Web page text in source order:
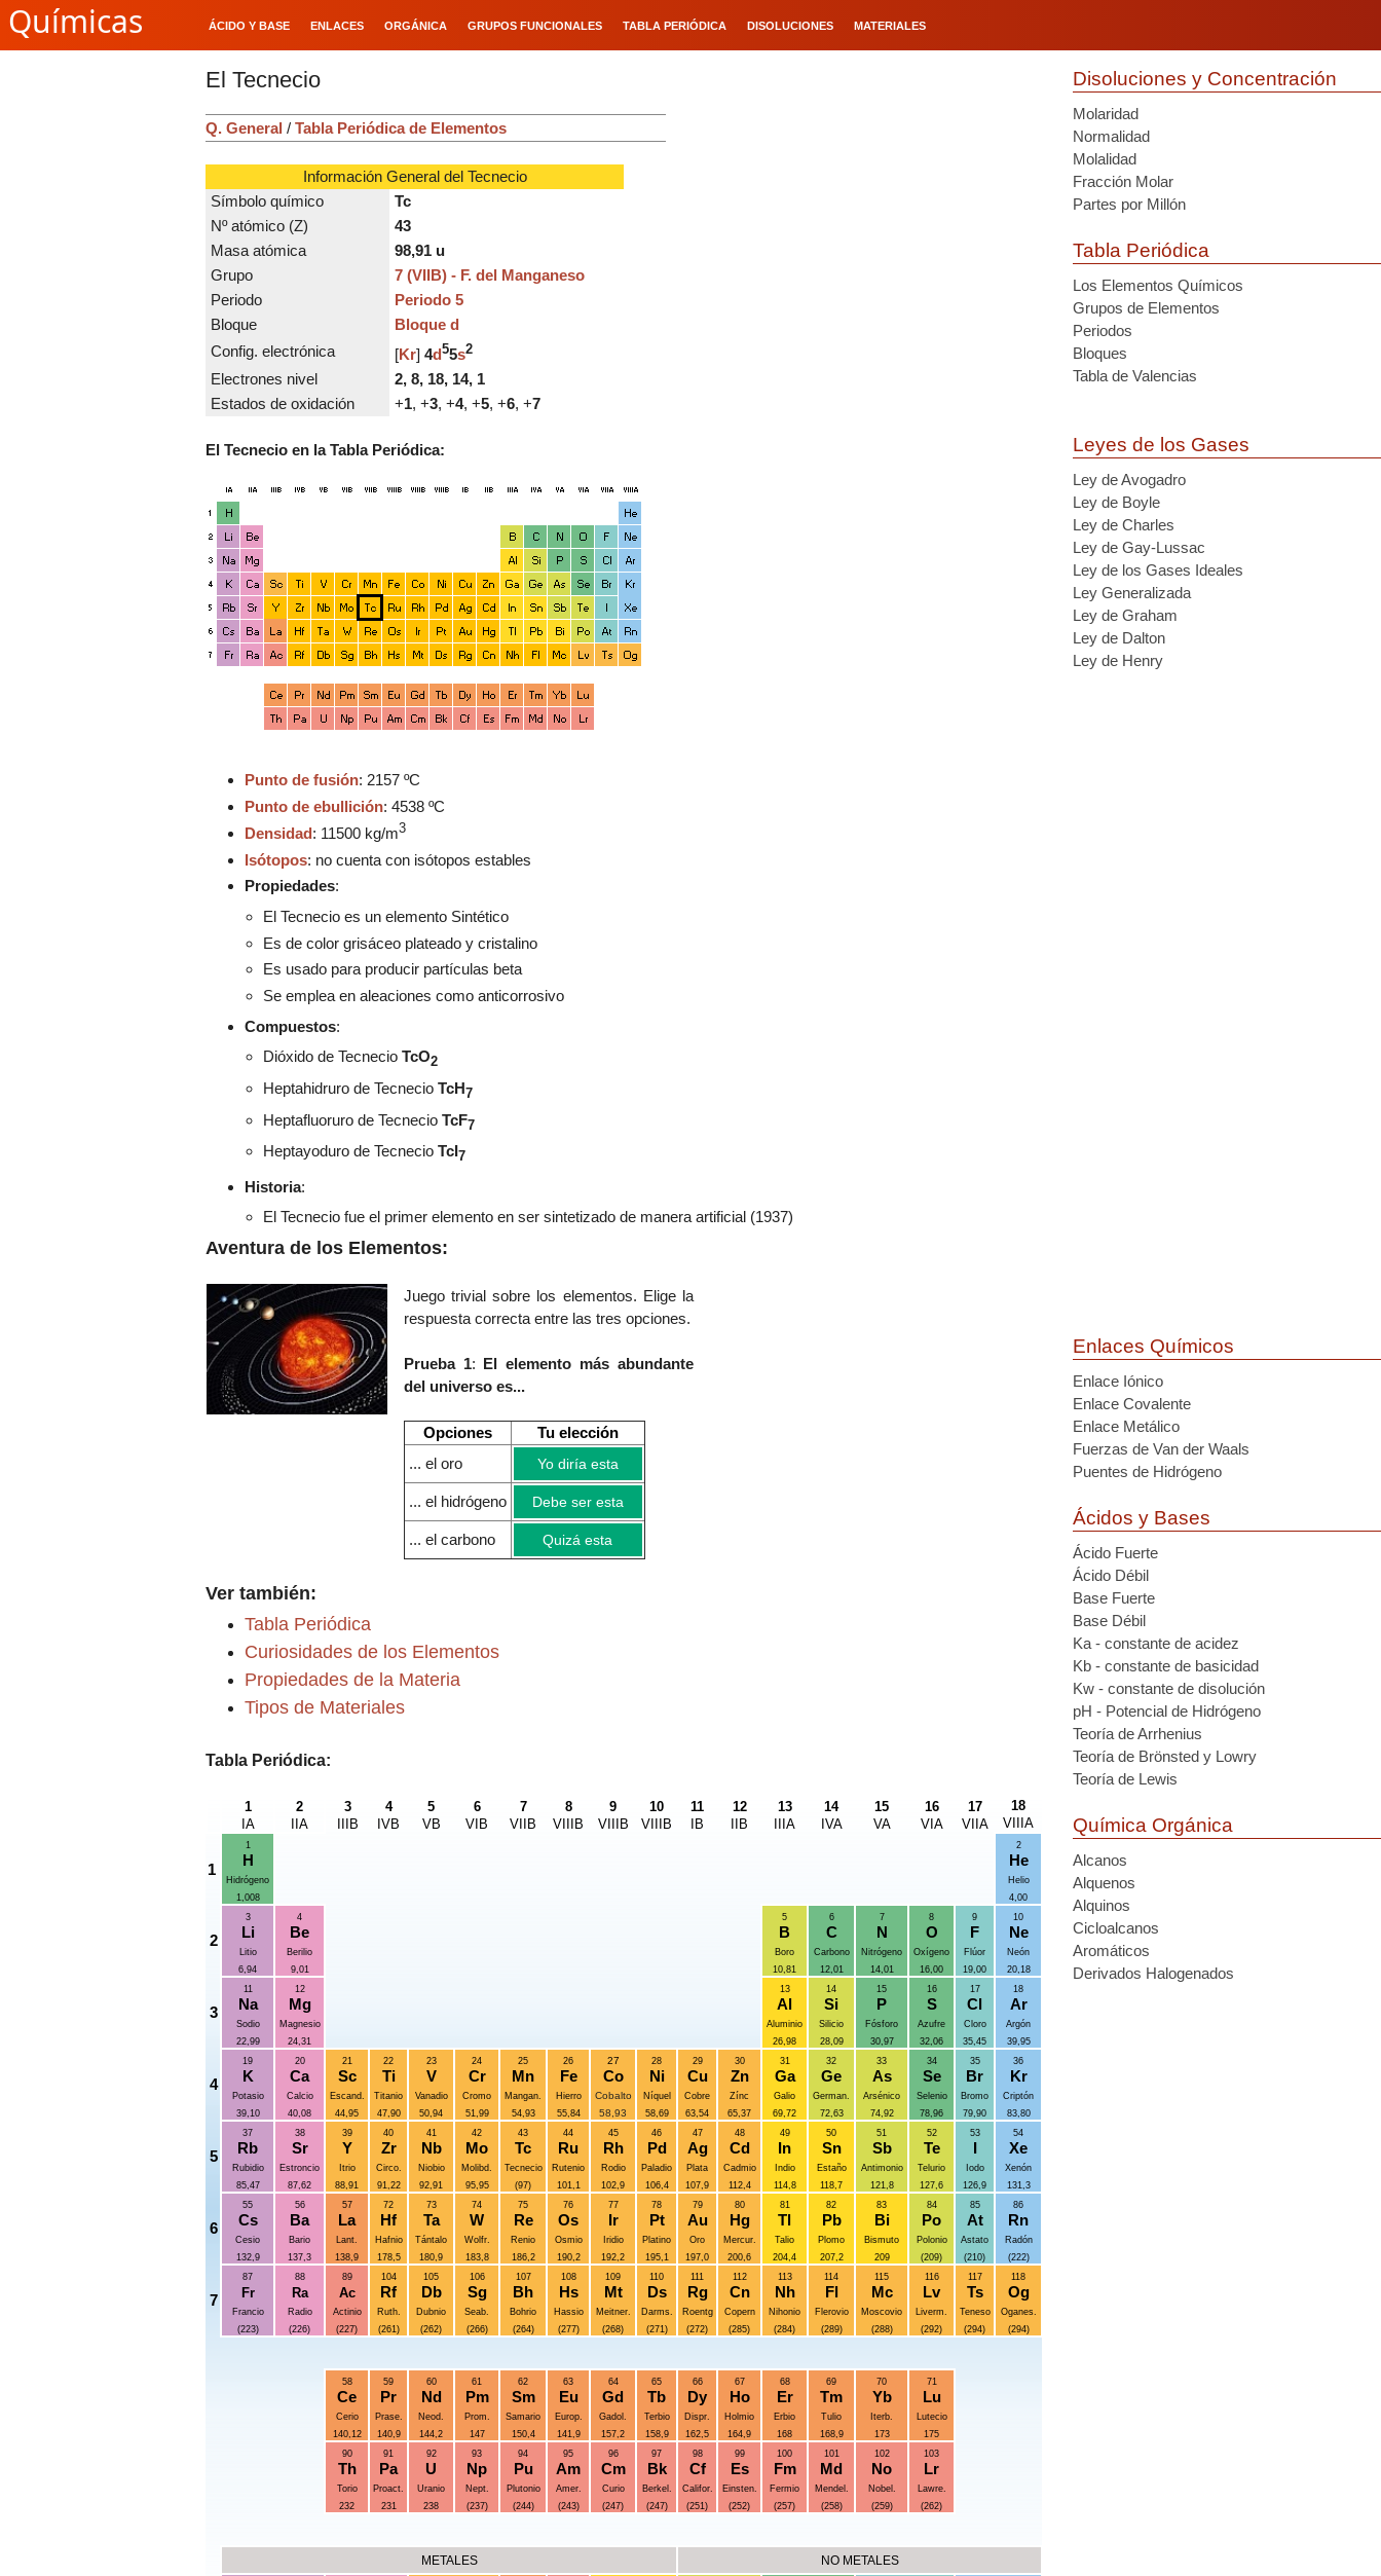
Químicas ÁCIDO Y BASE ENLACES ORGÁNICA GRUPOS FUNCIONALES TABLA PERIÓDICA DISOLUCIONES MATERIALES
El Tecnecio
Q. General / Tabla Periódica de Elementos
Información General del Tecnecio
Símbolo químico
Tc
Nº atómico (Z)
43
Masa atómica
98,91 u
Grupo
7 (VIIB) - F. del Manganeso
Periodo
Periodo 5
Bloque
Bloque d
Config. electrónica
[Kr] 4d55s2
Electrones nivel
2, 8, 18, 14, 1
Estados de oxidación
+1, +3, +4, +5, +6, +7
El Tecnecio en la Tabla Periódica:
Punto de fusión: 2157 ºC
Punto de ebullición: 4538 ºC
Densidad: 11500 kg/m3
Isótopos: no cuenta con isótopos estables
Propiedades:
El Tecnecio es un elemento Sintético
Es de color grisáceo plateado y cristalino
Es usado para producir partículas beta
Se emplea en aleaciones como anticorrosivo
Compuestos:
Dióxido de Tecnecio TcO2
Heptahidruro de Tecnecio TcH7
Heptafluoruro de Tecnecio TcF7
Heptayoduro de Tecnecio TcI7
Historia:
El Tecnecio fue el primer elemento en ser sintetizado de manera artificial (1937)
Aventura de los Elementos:
Juego trivial sobre los elementos. Elige la
respuesta correcta entre las tres opciones.
Prueba 1: El elemento más abundante
del universo es...
Opciones
Tu elección
... el oro
Yo diría esta
... el hidrógeno Debe ser esta
... el carbono Quizá esta
Ver también:
Tabla Periódica
Curiosidades de los Elementos
Propiedades de la Materia
Tipos de Materiales
Tabla Periódica:
1
IA
2
IIA
3
IIIB
4
IVB
5
VB
6
VIB
7
VIIB
8
VIIIB
9
VIIIB
10
VIIIB
11
IB
12
IIB
13
IIIA
14
IVA
15
VA
16
VIA
17
VIIA
18
VIIIA
1
1
H
Hidrógeno
1,008
2
He
Helio
4,00
2
3
Li
Litio
6,94
4
Be
Berilio
9,01
5
B
Boro
10,81
6
C
Carbono
12,01
7
N
Nitrógeno
14,01
8
O
Oxígeno
16,00
9
F
Flúor
19,00
10
Ne
Neón
20,18
3
11
Na
Sodio
22,99
12
Mg
Magnesio
24,31
13
Al
Aluminio
26,98
14
Si
Silicio
28,09
15
P
Fósforo
30,97
16
S
Azufre
32,06
17
Cl
Cloro
35,45
18
Ar
Argón
39,95
4
19
K
Potasio
39,10
20
Ca
Calcio
40,08
21
Sc
Escand.
44,95
22
Ti
Titanio
47,90
23
V
Vanadio
50,94
24
Cr
Cromo
51,99
25
Mn
Mangan.
54,93
26
Fe
Hierro
55,84
27
Co
Cobalto
58,93
28
Ni
Níquel
58,69
29
Cu
Cobre
63,54
30
Zn
Zínc
65,37
31
Ga
Galio
69,72
32
Ge
German.
72,63
33
As
Arsénico
74,92
34
Se
Selenio
78,96
35
Br
Bromo
79,90
36
Kr
Criptón
83,80
5
37
Rb
Rubidio
85,47
38
Sr
Estroncio
87,62
39
Y
Itrio
88,91
40
Zr
Circo.
91,22
41
Nb
Niobio
92,91
42
Mo
Molibd.
95,95
43
Tc
Tecnecio
(97)
44
Ru
Rutenio
101,1
45
Rh
Rodio
102,9
46
Pd
Paladio
106,4
47
Ag
Plata
107,9
48
Cd
Cadmio
112,4
49
In
Indio
114,8
50
Sn
Estaño
118,7
51
Sb
Antimonio
121,8
52
Te
Telurio
127,6
53
I
Iodo
126,9
54
Xe
Xenón
131,3
6
55
Cs
Cesio
132,9
56
Ba
Bario
137,3
57
La
Lant.
138,9
72
Hf
Hafnio
178,5
73
Ta
Tántalo
180,9
74
W
Wolfr.
183,8
75
Re
Renio
186,2
76
Os
Osmio
190,2
77
Ir
Iridio
192,2
78
Pt
Platino
195,1
79
Au
Oro
197,0
80
Hg
Mercur.
200,6
81
Tl
Talio
204,4
82
Pb
Plomo
207,2
83
Bi
Bismuto
209
84
Po
Polonio
(209)
85
At
Astato
(210)
86
Rn
Radón
(222)
7
87
Fr
Francio
(223)
88
Ra
Radio
(226)
89
Ac
Actinio
(227)
104
Rf
Ruth.
(261)
105
Db
Dubnio
(262)
106
Sg
Seab.
(266)
107
Bh
Bohrio
(264)
108
Hs
Hassio
(277)
109
Mt
Meitner.
(268)
110
Ds
Darms.
(271)
111
Rg
Roentg
(272)
112
Cn
Copern
(285)
113
Nh
Nihonio
(284)
114
Fl
Flerovio
(289)
115
Mc
Moscovio
(288)
116
Lv
Liverm.
(292)
117
Ts
Teneso
(294)
118
Og
Oganes.
(294)
58
Ce
Cerio
140,12
59
Pr
Prase.
140,9
60
Nd
Neod.
144,2
61
Pm
Prom.
147
62
Sm
Samario
150,4
63
Eu
Europ.
141,9
64
Gd
Gadol.
157,2
65
Tb
Terbio
158,9
66
Dy
Dispr.
162,5
67
Ho
Holmio
164,9
68
Er
Erbio
168
69
Tm
Tulio
168,9
70
Yb
Iterb.
173
71
Lu
Lutecio
175
90
Th
Torio
232
91
Pa
Proact.
231
92
U
Uranio
238
93
Np
Nept.
(237)
94
Pu
Plutonio
(244)
95
Am
Amer.
(243)
96
Cm
Curio
(247)
97
Bk
Berkel.
(247)
98
Cf
Califor.
(251)
99
Es
Einsten.
(252)
100
Fm
Fermio
(257)
101
Md
Mendel.
(258)
102
No
Nobel.
(259)
103
Lr
Lawre.
(262)
METALES NO METALES
Disoluciones y Concentración
Molaridad
Normalidad
Molalidad
Fracción Molar
Partes por Millón
Tabla Periódica
Los Elementos Químicos
Grupos de Elementos
Periodos
Bloques
Tabla de Valencias
Leyes de los Gases
Ley de Avogadro
Ley de Boyle
Ley de Charles
Ley de Gay-Lussac
Ley de los Gases Ideales
Ley Generalizada
Ley de Graham
Ley de Dalton
Ley de Henry
Enlaces Químicos
Enlace Iónico
Enlace Covalente
Enlace Metálico
Fuerzas de Van der Waals
Puentes de Hidrógeno
Ácidos y Bases
Ácido Fuerte
Ácido Débil
Base Fuerte
Base Débil
Ka - constante de acidez
Kb - constante de basicidad
Kw - constante de disolución
pH - Potencial de Hidrógeno
Teoría de Arrhenius
Teoría de Brönsted y Lowry
Teoría de Lewis
Química Orgánica
Alcanos
Alquenos
Alquinos
Cicloalcanos
Aromáticos
Derivados Halogenados